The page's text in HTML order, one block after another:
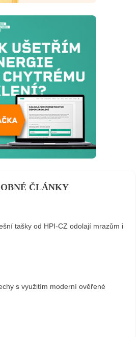
ČLÁNKY
tašky od HPI-CZ odolají mrazům i
s využitím moderní ověřené